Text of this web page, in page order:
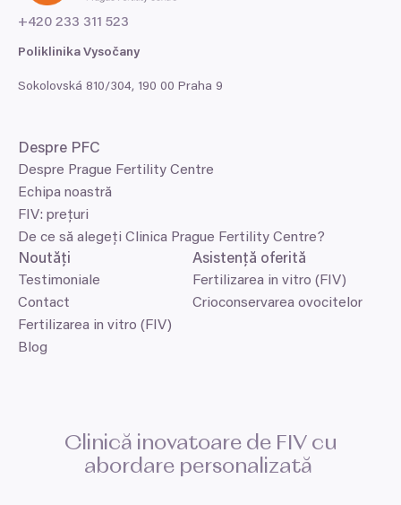
+420 233 311 523
Poliklinika Vysočany
Sokolovská 810/304, 190 00 Praha 9
Despre PFC
Despre Prague Fertility Centre
De ce să alegeți Clinica Prague Fertility Centre?
FIV: prețuri
Echipa noastră
Asistență oferită
Fertilizarea in vitro (FIV)
Crioconservarea ovocitelor
Noutăți
Testimoniale
Blog
Fertilizarea in vitro (FIV)
Contact
Clinică inovatoare de FIVcu
abordare personalizată